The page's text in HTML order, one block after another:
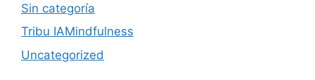
Sin categoría
Tribu IAMindfulness
Uncategorized